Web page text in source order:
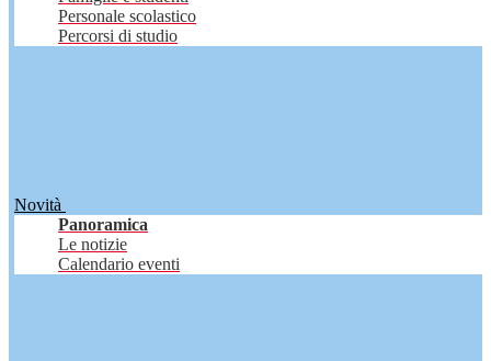
Personale scolastico
Percorsi di studio
Novità
Panoramica
Le notizie
Calendario eventi